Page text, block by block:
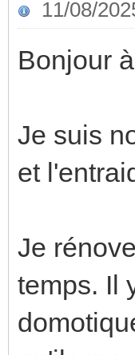
11/08/
Bonjour
Je suis
et
Je
temps. Il